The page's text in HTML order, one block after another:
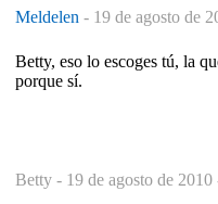
Meldelen - 19 de agosto de
Betty, eso lo escoges tú, la
porque sí.
Betty - 19 de agosto de